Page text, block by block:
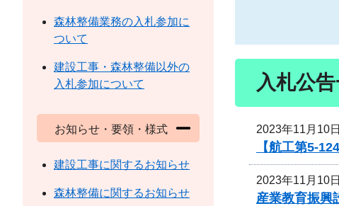
入札公
2023年11月10
【航工第5-
2023年11月10
産業教育振興
森林整備業務の入札参加に
ついて
建設工事・森林整備以外の
入札参加について
お知らせ・要領・様式
建設工事に関するお知らせ
森林整備に関するお知らせ